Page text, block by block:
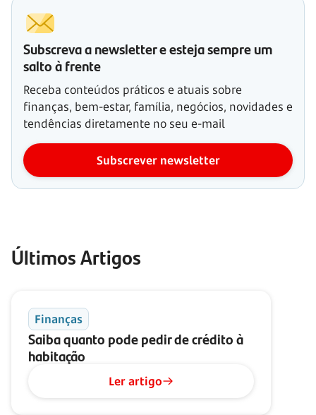
Subscreva a newsletter e esteja sempre um
salto à frente
Receba conteúdos práticos e atuais sobre
finanças, bem-estar, família, negócios, novidades e
tendências diretamente no seu e-mail
Subscrever newsletter
Últimos Artigos
Finanças
Saiba quanto pode pedir de crédito à
habitação
Ler artigo